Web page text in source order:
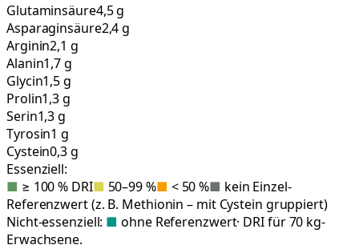
Glutaminsäure4,5 g
Asparaginsäure2,4 g
Arginin2,1 g
Alanin1,7 g
Glycin1,5 g
Prolin1,3 g
Serin1,3 g
Tyrosin1 g
Cystein0,3 g
Essenziell:
■ ≥ 100 % DRI■ 50–99 %■ < 50 %■ kein Einzel-
Referenzwert (z. B. Methionin – mit Cystein gruppiert)
Nicht-essenziell: ■ ohne Referenzwert· DRI für 70 kg-
Erwachsene.